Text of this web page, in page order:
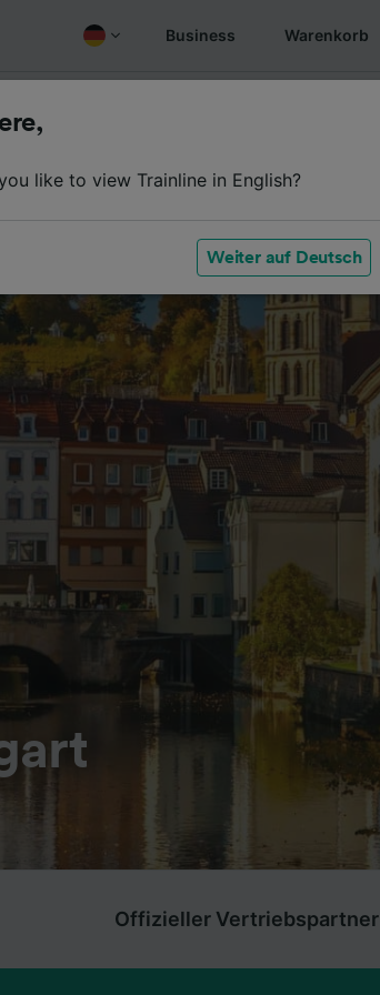
Business Warenkorb
Offizieller Vertriebspartner
like to view Trainline in English?
Weiter auf Deutsch